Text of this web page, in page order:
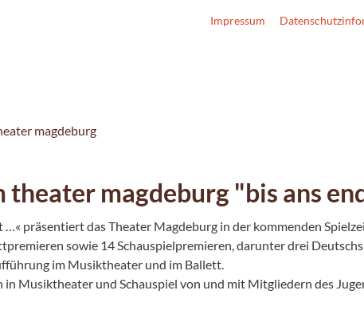
Impressum
magdeburg
magdeburg "bis ans
präsentiert das Theater Magdeburg in der kommenden
sowie 14 Schauspielpremieren, darunter drei
im Musiktheater und im Ballett.
Musiktheater und Schauspiel von und mit Mitgliedern des